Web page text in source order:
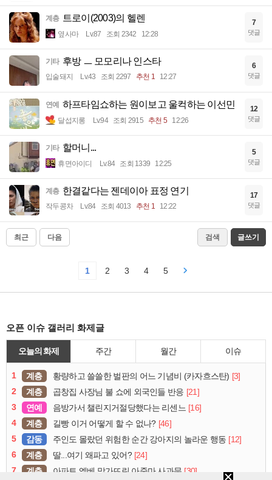
계층 트로이(2003)의 헬렌
옆사마 Lv.87 조회 2342 12:28
7
댓글
기타 후방 ㅡ 모모리나 인스타
입술돼지 Lv.43 조회 2297 추천 1 12:27
6
댓글
연예 하프타임쇼하는 원이보고 울컥하는 이선민
달섭지롱 Lv.94 조회 2915 추천 5 12:26
12
댓글
기타 할머니...
휴면아이디 Lv.84 조회 1339 12:25
5
댓글
계층 한결같다는 젠데이아 표정 연기
작두콩차 Lv.84 조회 4013 추천 1 12:22
17
댓글
최근 다음 검색 글쓰기
1 2 3 4 5
오픈 이슈 갤러리 화제글
오늘의 화제 주간 월간 이슈
1 계층 황량하고 쓸쓸한 벌판의 어느 기념비 (카자흐스탄) [3]
2
계층 곱창집 사장님 불 쇼에 외국인들 반응 [21]
3
연예 음방가서 챌린지거절당했다는 리센느 [16]
4
계층 길빵 이거 어떻게 할 수 없나? [46]
5
감동 주인도 몰랐던 위험한 순간 강아지의 놀라운 행동 [12]
6
계층 딸...여기 왜파고 있어? [24]
7
계층 아파트 엘베 망가뜨린 아줌마 사과문 [30]